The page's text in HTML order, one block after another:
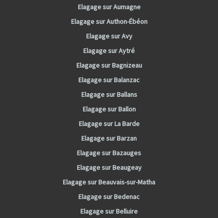
Elagage sur Aumagne
Elagage sur Authon-Ébéon
Elagage sur Avy
Elagage sur Aytré
Elagage sur Bagnizeau
Elagage sur Balanzac
Elagage sur Ballans
Elagage sur Ballon
Elagage sur La Barde
Elagage sur Barzan
Elagage sur Bazauges
Elagage sur Beaugeay
Elagage sur Beauvais-sur-Matha
Elagage sur Bedenac
Elagage sur Belluire